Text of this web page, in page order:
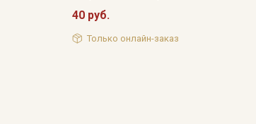
40 руб.
Только онлайн-заказ